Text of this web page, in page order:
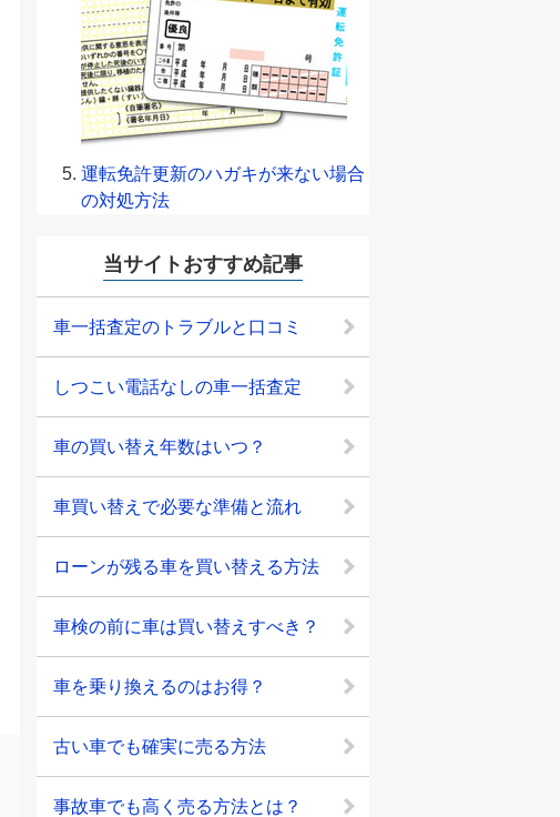
運転免許更新のハガキが来ない場合
の対処方法
当サイトおすすめ記事
車一括査定のトラブルと口コミ
しつこい電話なしの車一括査定
車の買い替え年数はいつ？
車買い替えで必要な準備と流れ
ローンが残る車を買い替える方法
車検の前に車は買い替えすべき？
車を乗り換えるのはお得？
古い車でも確実に売る方法
事故車でも高く売る方法とは？